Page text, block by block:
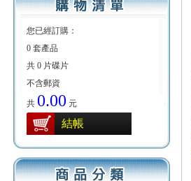
您已經訂購：
0 套產品
共 0 片碟片
不含郵資
共 0.00 元
結帳